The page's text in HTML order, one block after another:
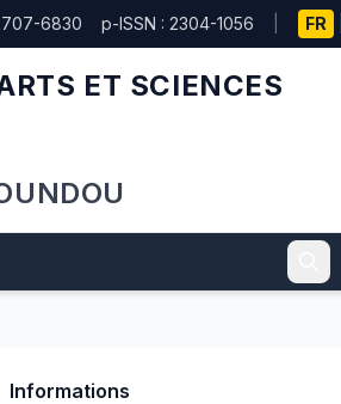
6830 p-ISSN : 2304-1056 FR
ET SCIENCES
Informations